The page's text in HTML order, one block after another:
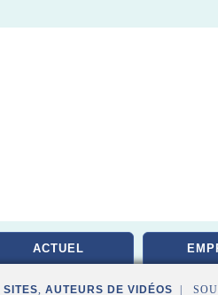
ACTUEL
SITES, AUTEURS DE VIDÉOS |